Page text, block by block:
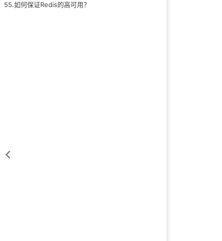
55.如何保证Redis的高可用？